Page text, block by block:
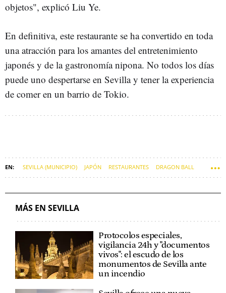
objetos", explicó Liu Ye.
En definitiva, este restaurante se ha convertido en toda
una atracción para los amantes del entretenimiento
japonés y de la gastronomía nipona. No todos los días
puede uno despertarse en Sevilla y tener la experiencia
de comer en un barrio de Tokio.
SEVILLA (MUNICIPIO) JAPÓN RESTAURANTES DRAGON BALL
MÁS EN SEVILLA
Protocolos especiales,
vigilancia 24h y "documentos
vivos": el escudo de los
monumentos de Sevilla ante
un incendio